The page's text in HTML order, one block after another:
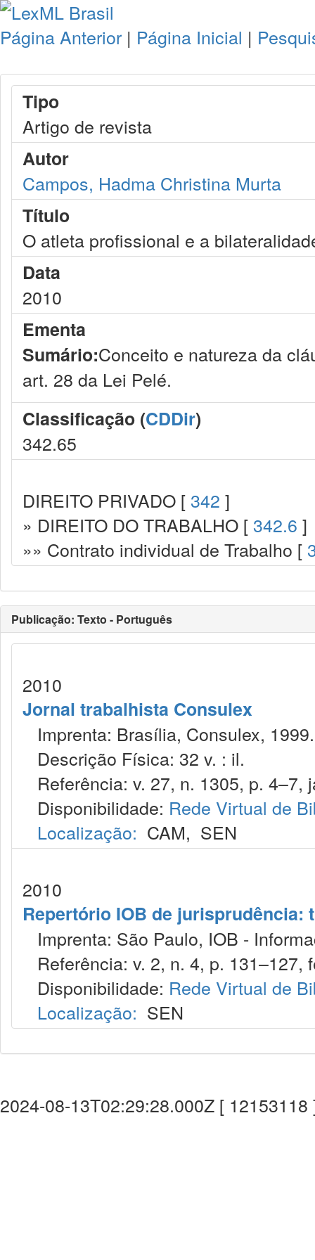
Página Anterior | Página Inicial |
Tipo
Artigo de revista
Autor
Campos, Hadma Christina Murta
Título
O atleta profissional e a
Data
2010
Ementa
Sumário:Conceito e natureza da
art. 28 da Lei Pelé.
Classificação (CDDir)
342.65
DIREITO PRIVADO [ 342 ]
» DIREITO DO TRABALHO [ 342.6 ]
»» Contrato individual de Trabalho [
Publicação: Texto - Português
2010
Jornal trabalhista Consulex
Imprenta: Brasília, Consulex, 1999.
Descrição Física: 32 v. : il.
Referência: v. 27, n. 1305, p. 4–7,
Disponibilidade: Rede Virtual de
Localização: CAM, SEN
2010
Repertório IOB de
Imprenta: São Paulo, IOB -
Referência: v. 2, n. 4, p. 131–127,
Disponibilidade: Rede Virtual de
Localização: SEN
2024-08-13T02:29:28.000Z [ 12153118